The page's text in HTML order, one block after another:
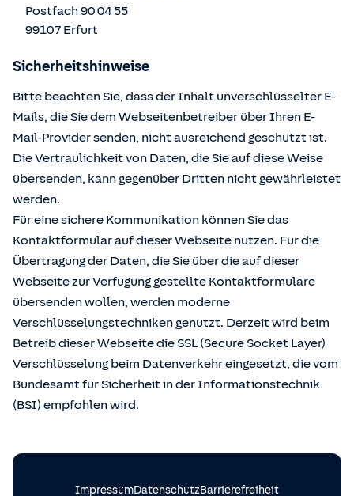
Postfach 90 04 55
99107 Erfurt
Sicherheitshinweise
Bitte beachten Sie, dass der Inhalt unverschlüsselter E-
Mails, die Sie dem Webseitenbetreiber über Ihren E-
Mail-Provider senden, nicht ausreichend geschützt ist.
Die Vertraulichkeit von Daten, die Sie auf diese Weise
übersenden, kann gegenüber Dritten nicht gewährleistet
werden.
Für eine sichere Kommunikation können Sie das
Kontaktformular auf dieser Webseite nutzen. Für die
Übertragung der Daten, die Sie über die auf dieser
Webseite zur Verfügung gestellte Kontaktformulare
übersenden wollen, werden moderne
Verschlüsselungstechniken genutzt. Derzeit wird beim
Betreib dieser Webseite die SSL (Secure Socket Layer)
Verschlüsselung beim Datenverkehr eingesetzt, die vom
Bundesamt für Sicherheit in der Informationstechnik
(BSI) empfohlen wird.
ImpressumDatenschutzBarrierefreiheit